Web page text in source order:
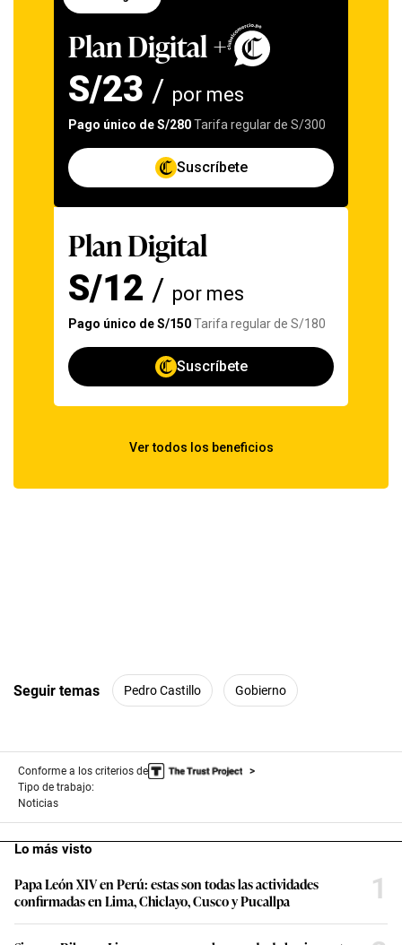
Seguir temas Pedro Castillo Gobierno
Conforme a los criterios de
Tipo de trabajo:
Noticias
Lo más visto
Papa León XIV en Perú: estas son todas las actividades
confirmadas en Lima, Chiclayo, Cusco y Pucallpa
1